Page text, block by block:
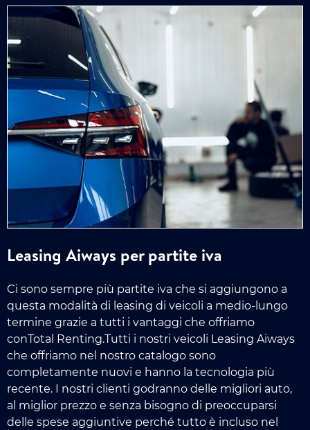
Leasing Aiways per partite iva
Ci sono sempre più partite iva che si aggiungono a
questa modalità di leasing di veicoli a medio-lungo
termine grazie a tutti i vantaggi che offriamo
conTotal Renting.Tutti i nostri veicoli Leasing Aiways
che offriamo nel nostro catalogo sono
completamente nuovi e hanno la tecnologia più
recente. I nostri clienti godranno delle migliori auto,
al miglior prezzo e senza bisogno di preoccuparsi
delle spese aggiuntive perché tutto è incluso nel